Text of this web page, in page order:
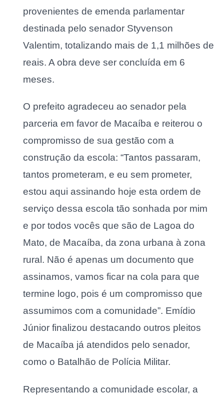
provenientes de emenda parlamentar
destinada pelo senador Styvenson
Valentim, totalizando mais de 1,1 milhões de
reais. A obra deve ser concluída em 6
meses.
O prefeito agradeceu ao senador pela
parceria em favor de Macaíba e reiterou o
compromisso de sua gestão com a
construção da escola: “Tantos passaram,
tantos prometeram, e eu sem prometer,
estou aqui assinando hoje esta ordem de
serviço dessa escola tão sonhada por mim
e por todos vocês que são de Lagoa do
Mato, de Macaíba, da zona urbana à zona
rural. Não é apenas um documento que
assinamos, vamos ficar na cola para que
termine logo, pois é um compromisso que
assumimos com a comunidade”. Emídio
Júnior finalizou destacando outros pleitos
de Macaíba já atendidos pelo senador,
como o Batalhão de Polícia Militar.
Representando a comunidade escolar, a